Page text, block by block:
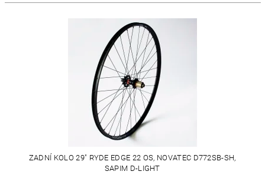
ZADNÍ KOLO 29" RYDE EDGE 22 OS, NOVATEC D772SB-SH,
SAPIM D-LIGHT